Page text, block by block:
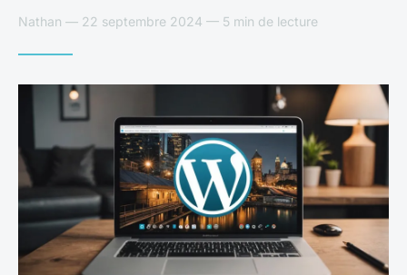
Nathan — 22 septembre 2024 — 5 min de lecture